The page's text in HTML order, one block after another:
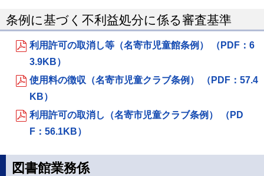
条例に基づく不利益処分に係る審査基準
利用許可の取消し等（名寄市児童館条例） （PDF：6
3.9KB）
使用料の徴収（名寄市児童クラブ条例） （PDF：57.4
KB）
利用許可の取消し（名寄市児童クラブ条例） （PD
F：56.1KB）
図書館業務係